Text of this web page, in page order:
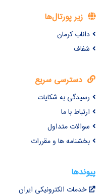
زیر پورتال‌ها
داناب کرمان
شفاف
دسترسی سریع
رسیدگی به شکایات
ارتباط با ما
سوالات متداول
بخشنامه ها و مقررات
پیوندها
خدمات الکترونیکی ایران